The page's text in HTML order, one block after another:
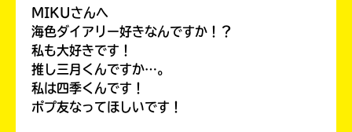
MIKUさんへ
海色ダイアリー好きなんですか！？
私も大好きです！
推し三月くんですか…。
私は四季くんです！
ポプ友なってほしいです！